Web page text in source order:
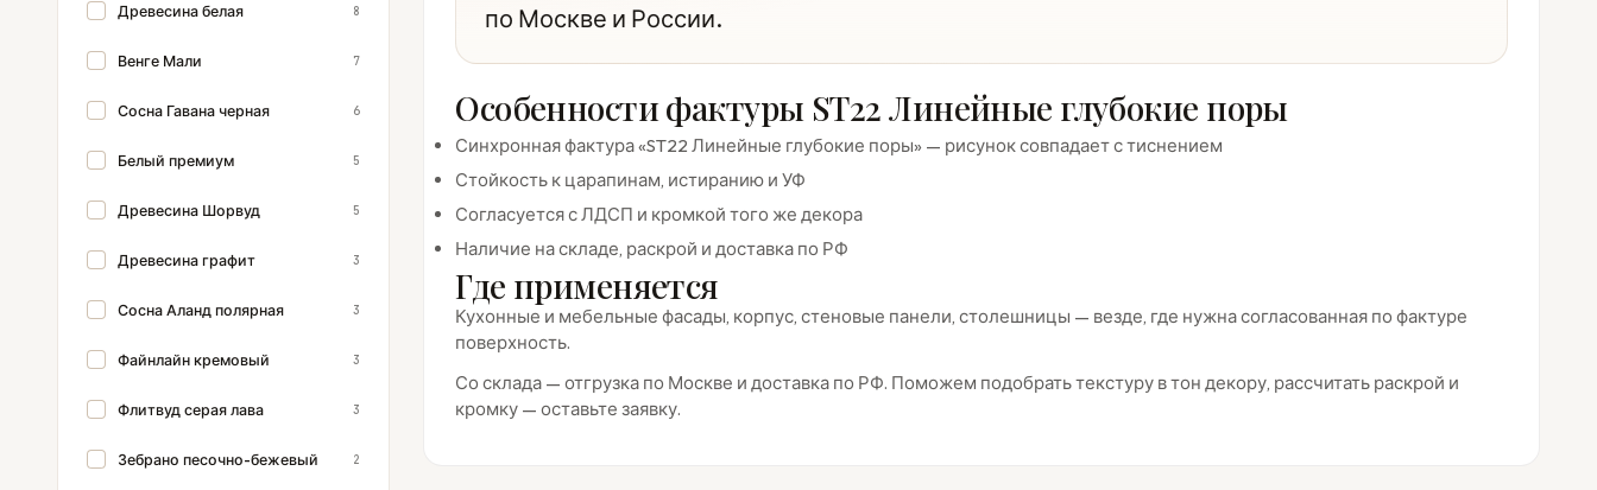
Древесина белая 8
Венге Мали 7
Сосна Гавана черная 6
Белый премиум 5
Древесина Шорвуд 5
Древесина графит 3
Сосна Аланд полярная 3
Файнлайн кремовый 3
Флитвуд серая лава 3
Зебрано песочно-бежевый 2
по Москве и России.
Особенности фактуры ST22 Линейные глубокие поры
Синхронная фактура «ST22 Линейные глубокие поры» — рисунок совпадает с тиснением
Стойкость к царапинам, истиранию и УФ
Согласуется с ЛДСП и кромкой того же декора
Наличие на складе, раскрой и доставка по РФ
Где применяется
Кухонные и мебельные фасады, корпус, стеновые панели, столешницы — везде, где нужна согласованная по фактуре
поверхность.
Со склада — отгрузка по Москве и доставка по РФ. Поможем подобрать текстуру в тон декору, рассчитать раскрой и
кромку — оставьте заявку.